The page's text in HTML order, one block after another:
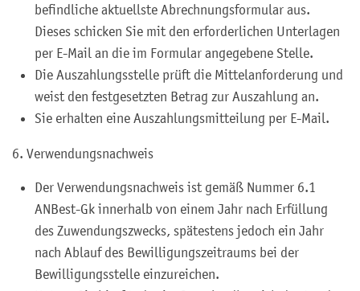
befindliche aktuellste Abrechnungsformular aus.
Dieses schicken Sie mit den erforderlichen Unterlagen
per E-Mail an die im Formular angegebene Stelle.
Die Auszahlungsstelle prüft die Mittelanforderung und
weist den festgesetzten Betrag zur Auszahlung an.
Sie erhalten eine Auszahlungsmitteilung per E-Mail.
6. Verwendungsnachweis
Der Verwendungsnachweis ist gemäß Nummer 6.1
ANBest-Gk innerhalb von einem Jahr nach Erfüllung
des Zuwendungszwecks, spätestens jedoch ein Jahr
nach Ablauf des Bewilligungszeitraums bei der
Bewilligungsstelle einzureichen.